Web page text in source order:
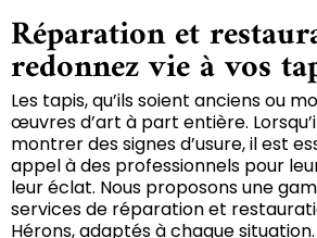
Réparation et
redonnez vie à vos
Les tapis, qu’ils soient anciens ou
œuvres d’art à part entière.
montrer des signes d’usure, il est
appel à des professionnels pour
leur éclat. Nous proposons une
services de réparation et
Hérons, adaptés à chaque situation.